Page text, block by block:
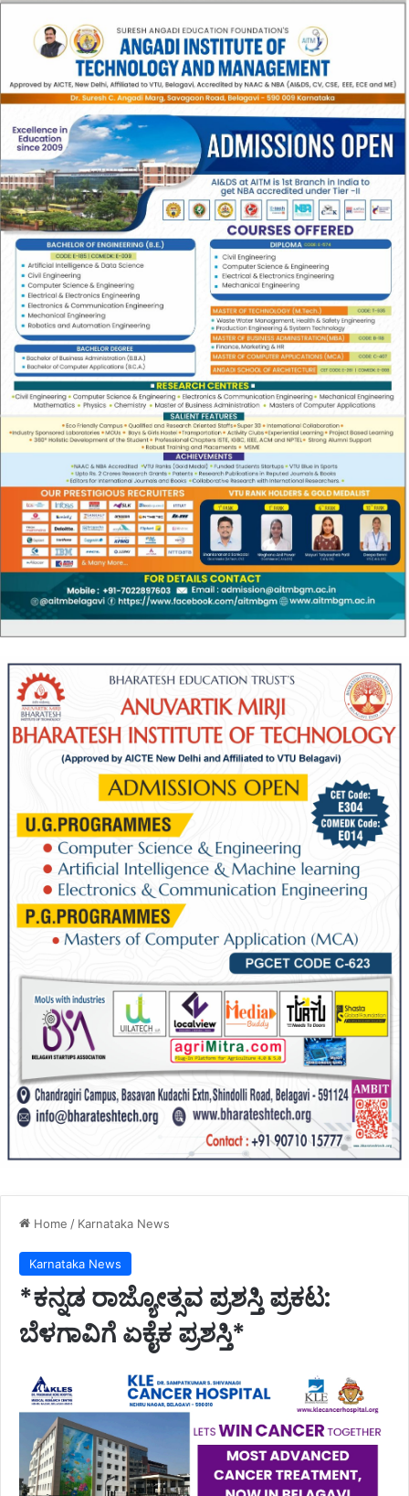
Home / Karnataka News
Karnataka News
*ಕನ್ನಡ ರಾಜ್ಯೋತ್ಸವ ಪ್ರಶಸ್ತಿ ಪ್ರಕಟ:
ಬೆಳಗಾವಿಗೆ ಏಕೈಕ ಪ್ರಶಸ್ತಿ*